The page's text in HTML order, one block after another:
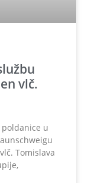
vlč.
u
Tomislava